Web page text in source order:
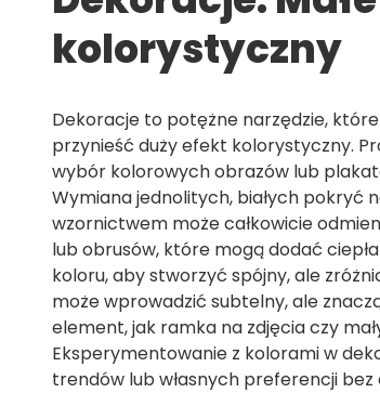
kolorystyczny
Dekoracje to potężne narzędzie,
przynieść duży efekt kolorystyczny.
wybór kolorowych obrazów lub
Wymiana jednolitych, białych
wzornictwem może całkowicie
lub obrusów, które mogą dodać
koloru, aby stworzyć spójny, ale
może wprowadzić subtelny, ale
element, jak ramka na zdjęcia czy
Eksperymentowanie z kolorami w
trendów lub własnych preferencji